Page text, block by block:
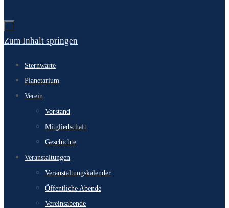
Zum Inhalt springen
Sternwarte
Planetarium
Verein
Vorstand
Mitgliedschaft
Geschichte
Veranstaltungen
Veranstaltungskalender
Öffentliche Abende
Vereinsabende